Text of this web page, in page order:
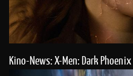
Kino-News: X-Men: Dark Phoenix